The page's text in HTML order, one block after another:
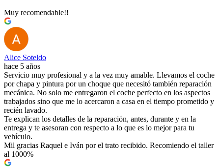
Muy recomendable!!
Alice Soteldo
hace 5 años
Servicio muy profesional y a la vez muy amable. Llevamos el coche
por chapa y pintura por un choque que necesitó también reparación
mecánica. No solo me entregaron el coche perfecto en los aspectos
trabajados sino que me lo acercaron a casa en el tiempo prometido y
recién lavado.
Te explican los detalles de la reparación, antes, durante y en la
entrega y te asesoran con respecto a lo que es lo mejor para tu
vehículo.
Mil gracias Raquel e Iván por el trato recibido. Recomiendo el taller
al 1000%